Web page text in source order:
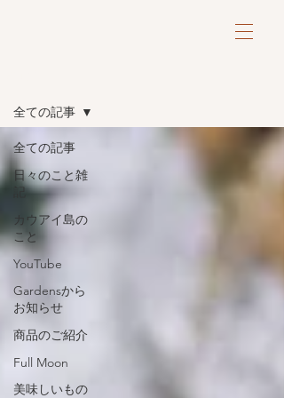
全ての記事
日々のこと雑
記
カウアイ島の
こと
YouTube
Gardensから
お知らせ
商品のご紹介
Full Moon
美味しいもの
全ての記事